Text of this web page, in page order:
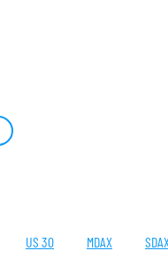
US 30 MDAX